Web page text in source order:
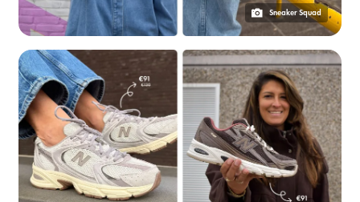
Sneaker Squad